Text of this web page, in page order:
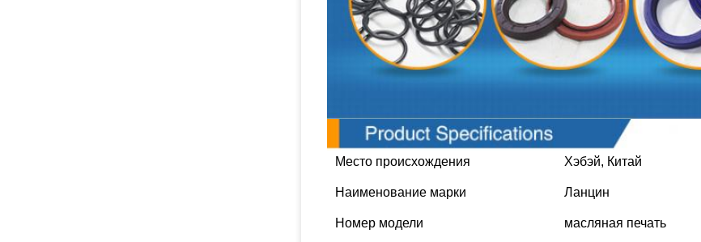
Место происхождения Хэбэй, Китай
Наименование марки Ланцин
Номер модели масляная печать